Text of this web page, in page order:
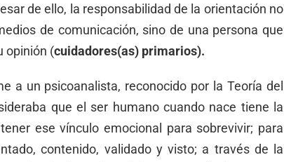
de ello, la responsabilidad de la orientación no
de comunicación, sino de una persona que
opinión (cuidadores(as) primarios).
a un psicoanalista, reconocido por la Teoría del
que el ser humano cuando nace tiene la
ese vínculo emocional para sobrevivir; para
contenido, validado y visto; a través de la